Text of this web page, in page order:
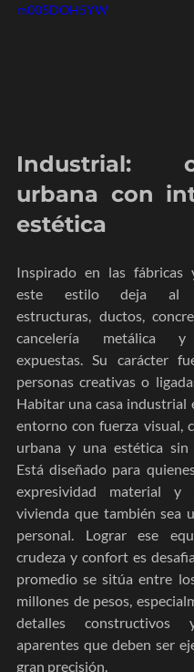
m005DOH5YW
Industrial:
urbana con
estética
Inspirado en las fábricas
este estilo deja al
estructuras, ductos,
cancelería metálica y
expuestas. Su carácter
personas creativas o
Habitar una casa industrial
entorno con fuerza visual,
urbana y una estética sin
Está diseñado para
expresividad material y
vivienda que también sea
personal. Lograr ese
crudeza y confort es
promedio se sitúa entre
millones de pesos,
detalles constructivos
aparentes que deben ser
gran precisión.